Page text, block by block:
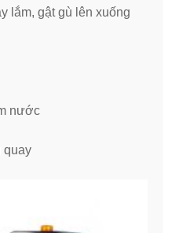
lắm, gật gù lên xuống
nước
quay